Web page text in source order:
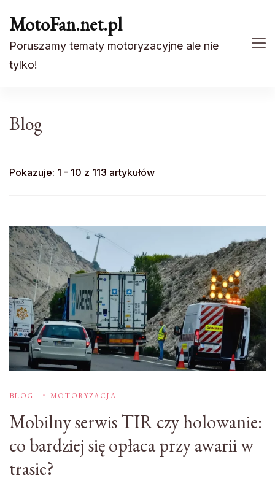
MotoFan.net.pl
Poruszamy tematy motoryzacyjne ale nie
tylko!
Blog
Pokazuje: 1 - 10 z 113 artykułów
BLOG MOTORYZACJA
Mobilny serwis TIR czy holowanie:
co bardziej się opłaca przy awarii w
trasie?